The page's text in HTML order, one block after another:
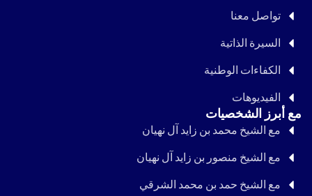
تواصل معنا
السيرة الذاتية
الكفاءات الوطنية
الفيديوهات
مع أبرز الشخصيات
مع الشيخ محمد بن زايد آل نهيان
مع الشيخ منصور بن زايد آل نهيان
مع الشيخ حمد بن محمد الشرقي